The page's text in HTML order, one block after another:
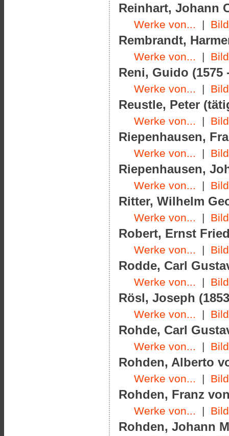
Reinhart, Johann
Werke von... |
Rembrandt,
Werke von... |
Reni, Guido (1575
Werke von... |
Reustle, Peter
Werke von... |
Riepenhausen,
Werke von... |
Riepenhausen,
Werke von... |
Ritter, Wilhelm
Werke von... |
Robert, Ernst
Werke von... |
Rodde, Carl
Werke von... |
Rösl, Joseph
Werke von... |
Rohde, Carl
Werke von... |
Rohden, Alberto
Werke von... |
Rohden, Franz
Werke von... |
Rohden, Johann